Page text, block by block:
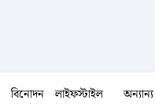
বিনোদন লাইফস্টাইল অন্যান্য